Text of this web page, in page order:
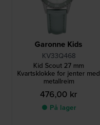
Garonne Kids
KV33Q468
Kid Scout 27 mm
Kvartsklokke for jenter med
metallreim
476,00 kr
● På lager